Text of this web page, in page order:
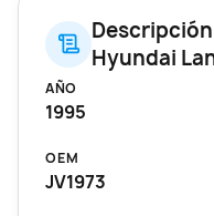
Hyundai
AÑO
1995
OEM
JV1973